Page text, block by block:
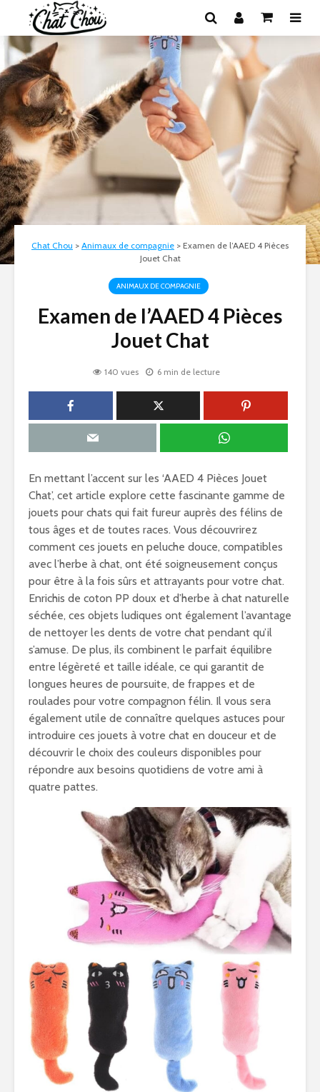
Chat Chou > Animaux de compagnie > Examen de l’AAED 4 Pièces
Jouet Chat
ANIMAUX DE COMPAGNIE
Examen de l’AAED 4 Pièces
Jouet Chat
140 vues 6 min de lecture
En mettant l’accent sur les ‘AAED 4 Pièces Jouet
Chat’, cet article explore cette fascinante gamme de
jouets pour chats qui fait fureur auprès des félins de
tous âges et de toutes races. Vous découvrirez
comment ces jouets en peluche douce, compatibles
avec l’herbe à chat, ont été soigneusement conçus
pour être à la fois sûrs et attrayants pour votre chat.
Enrichis de coton PP doux et d’herbe à chat naturelle
séchée, ces objets ludiques ont également l’avantage
de nettoyer les dents de votre chat pendant qu’il
s’amuse. De plus, ils combinent le parfait équilibre
entre légèreté et taille idéale, ce qui garantit de
longues heures de poursuite, de frappes et de
roulades pour votre compagnon félin. Il vous sera
également utile de connaître quelques astuces pour
introduire ces jouets à votre chat en douceur et de
découvrir le choix des couleurs disponibles pour
répondre aux besoins quotidiens de votre ami à
quatre pattes.